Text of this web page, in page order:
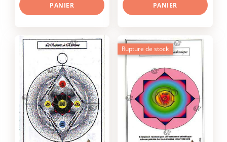
PANIER PANIER
Rupture de stock